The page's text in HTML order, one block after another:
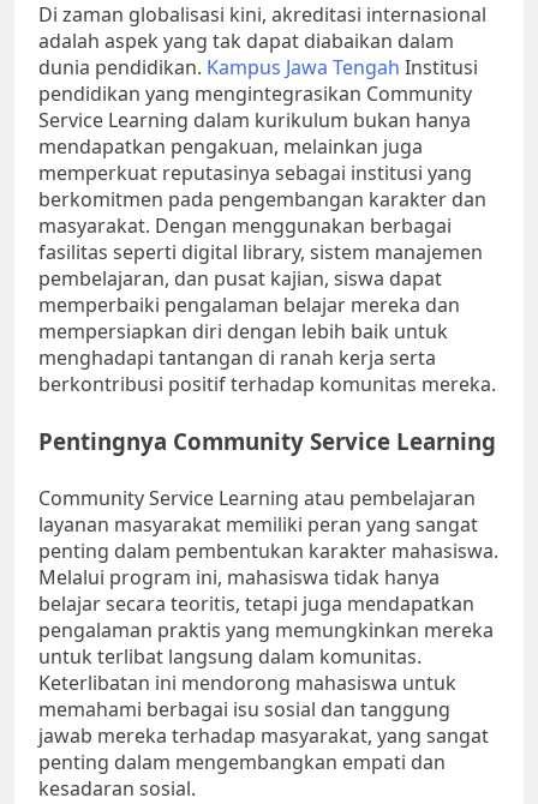
Di zaman globalisasi kini, akreditasi internasional
adalah aspek yang tak dapat diabaikan dalam
dunia pendidikan. Kampus Jawa Tengah Institusi
pendidikan yang mengintegrasikan Community
Service Learning dalam kurikulum bukan hanya
mendapatkan pengakuan, melainkan juga
memperkuat reputasinya sebagai institusi yang
berkomitmen pada pengembangan karakter dan
masyarakat. Dengan menggunakan berbagai
fasilitas seperti digital library, sistem manajemen
pembelajaran, dan pusat kajian, siswa dapat
memperbaiki pengalaman belajar mereka dan
mempersiapkan diri dengan lebih baik untuk
menghadapi tantangan di ranah kerja serta
berkontribusi positif terhadap komunitas mereka.
Pentingnya Community Service Learning
Community Service Learning atau pembelajaran
layanan masyarakat memiliki peran yang sangat
penting dalam pembentukan karakter mahasiswa.
Melalui program ini, mahasiswa tidak hanya
belajar secara teoritis, tetapi juga mendapatkan
pengalaman praktis yang memungkinkan mereka
untuk terlibat langsung dalam komunitas.
Keterlibatan ini mendorong mahasiswa untuk
memahami berbagai isu sosial dan tanggung
jawab mereka terhadap masyarakat, yang sangat
penting dalam mengembangkan empati dan
kesadaran sosial.